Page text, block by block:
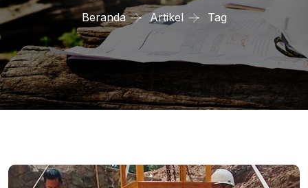
Beranda Artikel Tag